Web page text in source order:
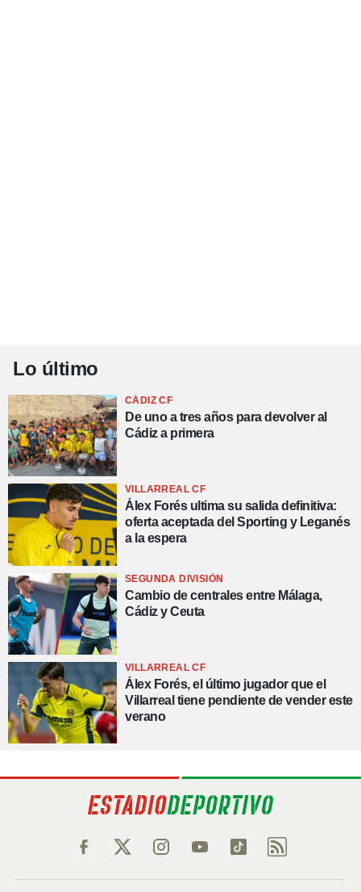
Lo último
CÁDIZ CF
De uno a tres años para devolver al
Cádiz a primera
VILLARREAL CF
Álex Forés ultima su salida definitiva:
oferta aceptada del Sporting y Leganés
a la espera
SEGUNDA DIVISIÓN
Cambio de centrales entre Málaga,
Cádiz y Ceuta
VILLARREAL CF
Álex Forés, el último jugador que el
Villarreal tiene pendiente de vender este
verano